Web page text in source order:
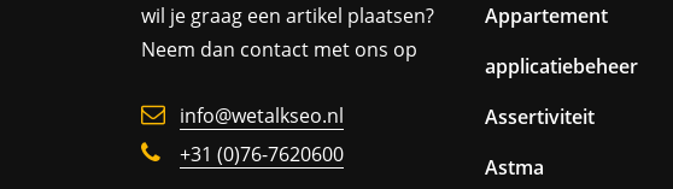
wil je graag een artikel plaatsen?
Neem dan contact met ons op
info@wetalkseo.nl
+31 (0)76-7620600
Appartement
applicatiebeheer
Assertiviteit
Astma